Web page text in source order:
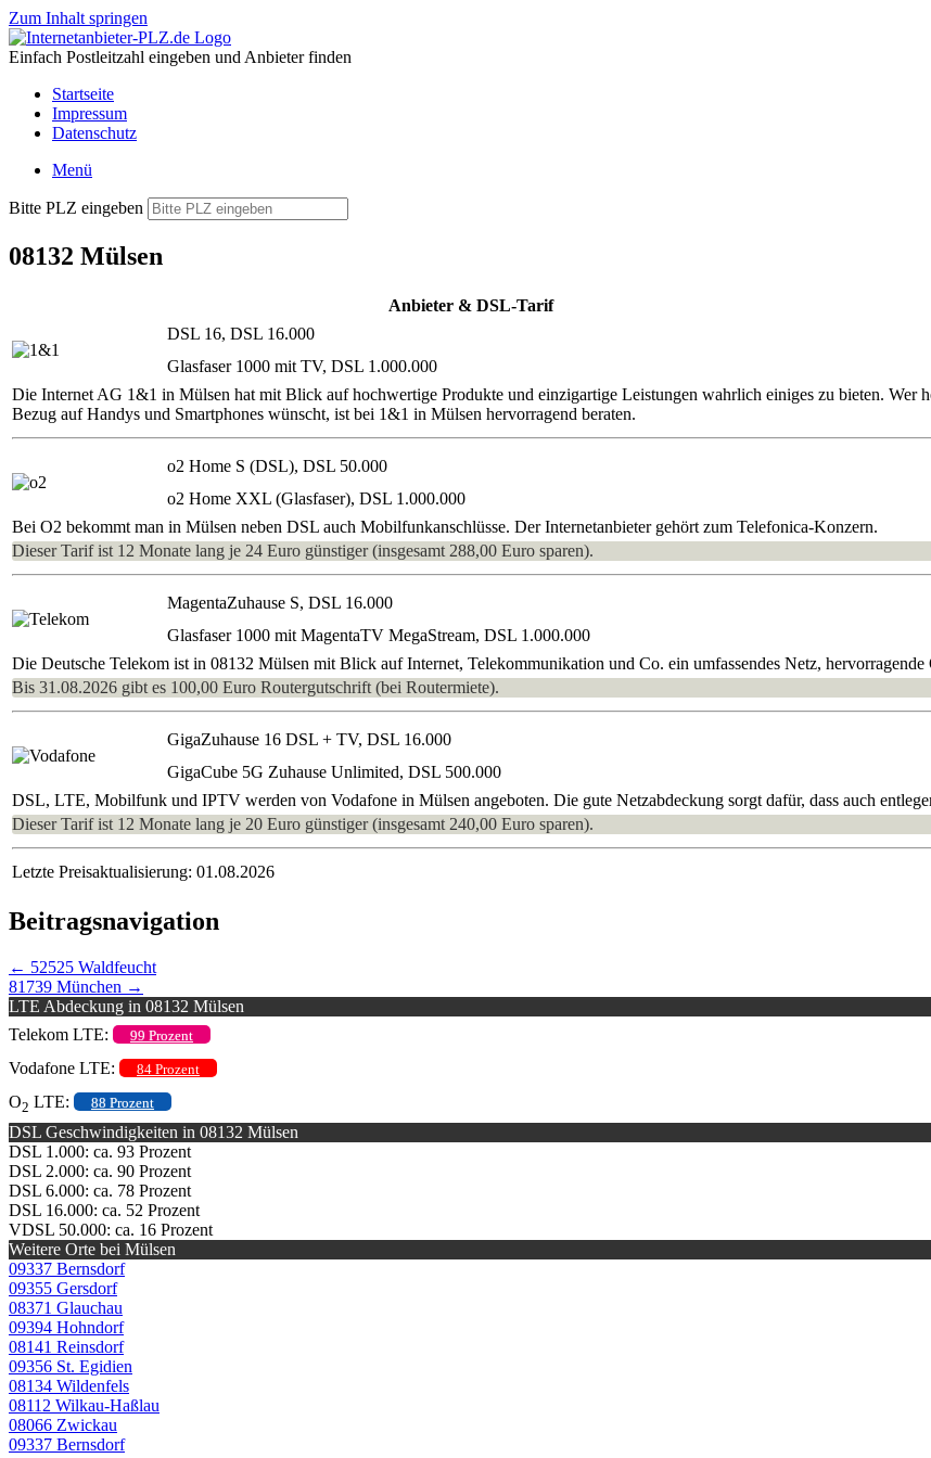
Zum Inhalt springen
Einfach Postleitzahl eingeben und Anbieter finden
Startseite
Impressum
Datenschutz
Menü
Bitte PLZ eingeben
08132 Mülsen
Anbieter & DSL-Tarif
DSL 16, DSL 16.000
Glasfaser 1000 mit TV, DSL 1.000.000
Die Internet AG 1&1 in Mülsen hat mit Blick auf hochwertige Produkte und einzigartige Leistungen wahrlich einiges zu bieten. Wer
Bezug auf Handys und Smartphones wünscht, ist bei 1&1 in Mülsen hervorragend beraten.
o2 Home S (DSL), DSL 50.000
o2 Home XXL (Glasfaser), DSL 1.000.000
Bei O2 bekommt man in Mülsen neben DSL auch Mobilfunkanschlüsse. Der Internetanbieter gehört zum Telefonica-Konzern.
Dieser Tarif ist 12 Monate lang je 24 Euro günstiger (insgesamt 288,00 Euro sparen).
MagentaZuhause S, DSL 16.000
Glasfaser 1000 mit MagentaTV MegaStream, DSL 1.000.000
Die Deutsche Telekom ist in 08132 Mülsen mit Blick auf Internet, Telekommunikation und Co. ein umfassendes Netz, hervorragende
Bis 31.08.2026 gibt es 100,00 Euro Routergutschrift (bei Routermiete).
GigaZuhause 16 DSL + TV, DSL 16.000
GigaCube 5G Zuhause Unlimited, DSL 500.000
DSL, LTE, Mobilfunk und IPTV werden von Vodafone in Mülsen angeboten. Die gute Netzabdeckung sorgt dafür, dass auch
Dieser Tarif ist 12 Monate lang je 20 Euro günstiger (insgesamt 240,00 Euro sparen).
Letzte Preisaktualisierung: 01.08.2026
Beitragsnavigation
← 52525 Waldfeucht
81739 München →
LTE Abdeckung in 08132 Mülsen
Telekom LTE:
99 Prozent
Vodafone LTE: 84 Prozent
O2 LTE: 88 Prozent
DSL Geschwindigkeiten in 08132 Mülsen
DSL 1.000: ca. 93 Prozent
DSL 2.000: ca. 90 Prozent
DSL 6.000: ca. 78 Prozent
DSL 16.000: ca. 52 Prozent
VDSL 50.000: ca. 16 Prozent
Weitere Orte bei Mülsen
09337 Bernsdorf
09355 Gersdorf
08371 Glauchau
09394 Hohndorf
08141 Reinsdorf
09356 St. Egidien
08134 Wildenfels
08112 Wilkau-Haßlau
08066 Zwickau
09337 Bernsdorf